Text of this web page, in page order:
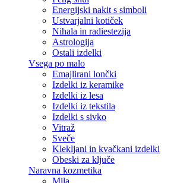
Energijski nakit s simboli
Ustvarjalni kotiček
Nihala in radiestezija
Astrologija
Ostali izdelki
Vsega po malo
Emajlirani lončki
Izdelki iz keramike
Izdelki iz lesa
Izdelki iz tekstila
Izdelki s sivko
Vitraž
Sveče
Klekljani in kvačkani izdelki
Obeski za ključe
Naravna kozmetika